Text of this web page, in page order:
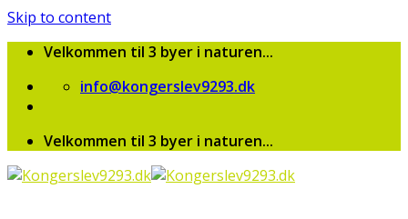
Skip to content
Velkommen til 3 byer i naturen...
info@kongerslev9293.dk
Velkommen til 3 byer i naturen...